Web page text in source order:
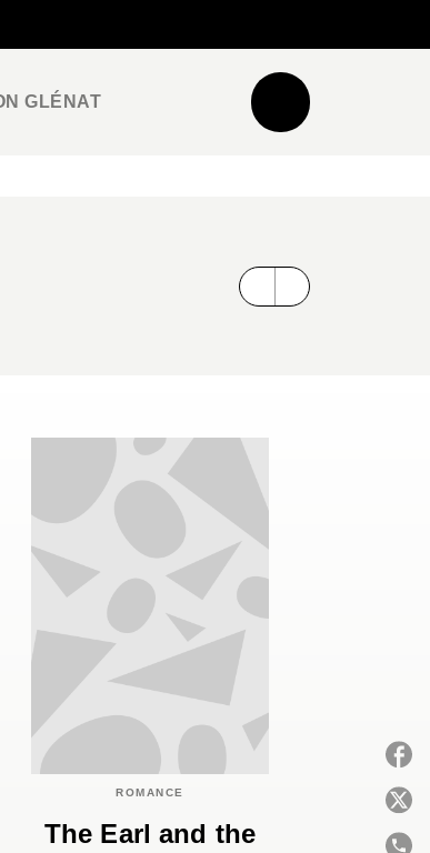
GLÉNAT
ROMANCE
The Earl and the